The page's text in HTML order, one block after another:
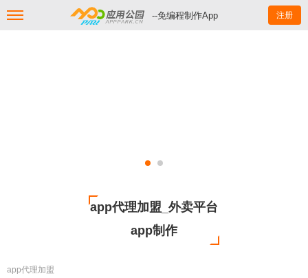
--免编程制作App 注册
app代理加盟_外卖平台
app制作
app代理加盟